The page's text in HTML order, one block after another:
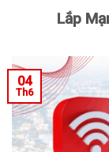
Lắp
04
Th6